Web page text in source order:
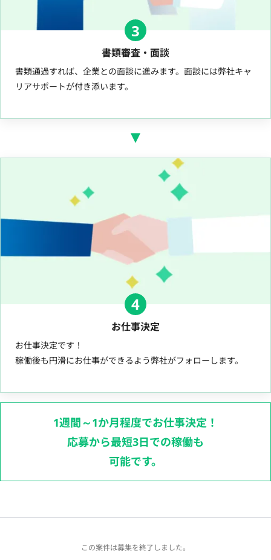
3
書類審査・面談
書類通過すれば、企業との面談に進みます。面談には弊社キャ
リアサポートが付き添います。
4
お仕事決定
お仕事決定です！
稼働後も円滑にお仕事ができるよう弊社がフォローします。
1週間～1か月程度でお仕事決定！
応募から最短3日での稼働も
可能です。
この案件は募集を終了しました。